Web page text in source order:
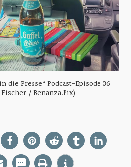
die Presse“ Podcast-Episode 36
/ Benanza.Pix)